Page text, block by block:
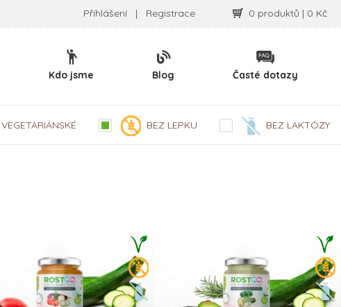
Přihlášení | Registrace 0 produktů | 0 Kč
Kdo jsme Blog Časté dotazy
VEGETARIÁNSKÉ BEZ LEPKU BEZ LAKTÓZY